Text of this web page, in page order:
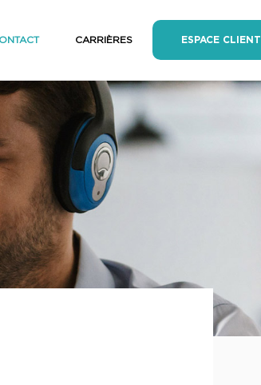
CARRIÈRES ESPACE CLIENT